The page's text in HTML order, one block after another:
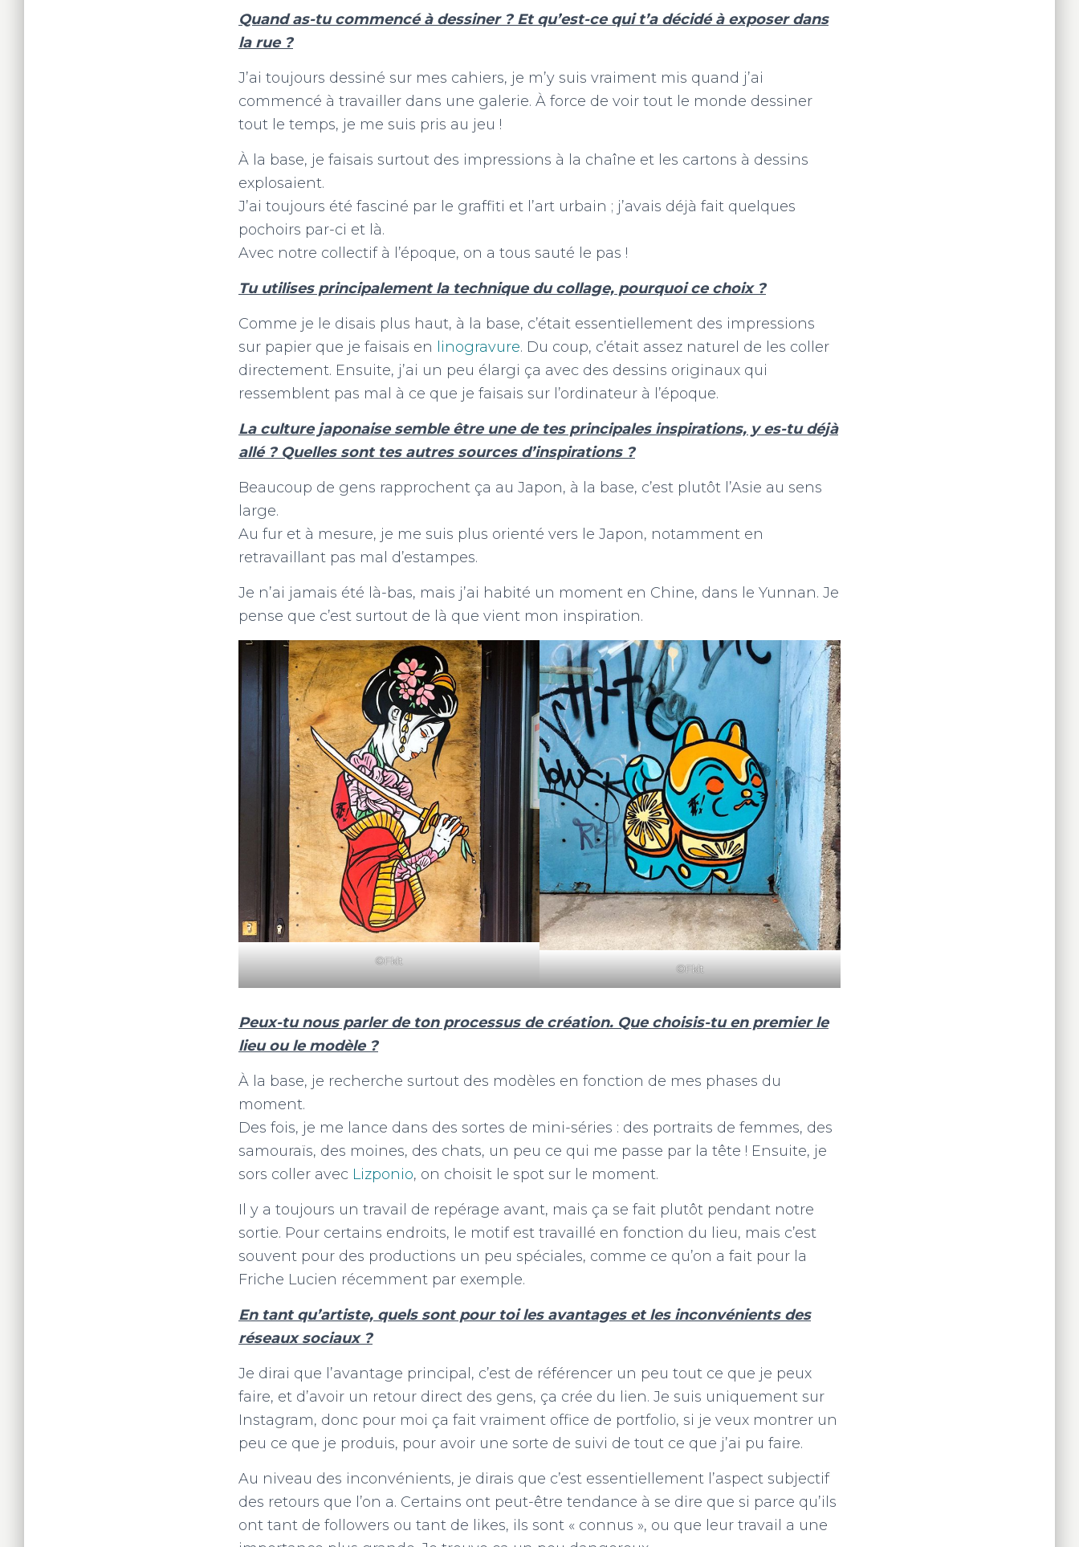
Quand as-tu commencé à dessiner ? Et qu’est-ce qui t’a décidé à exposer dans
la rue ?
J’ai toujours dessiné sur mes cahiers, je m’y suis vraiment mis quand j’ai
commencé à travailler dans une galerie. À force de voir tout le monde dessiner
tout le temps, je me suis pris au jeu !
À la base, je faisais surtout des impressions à la chaîne et les cartons à dessins
explosaient.
J’ai toujours été fasciné par le graffiti et l’art urbain ; j’avais déjà fait quelques
pochoirs par-ci et là.
Avec notre collectif à l’époque, on a tous sauté le pas !
Tu utilises principalement la technique du collage, pourquoi ce choix ?
Comme je le disais plus haut, à la base, c’était essentiellement des impressions
sur papier que je faisais en linogravure. Du coup, c’était assez naturel de les coller
directement. Ensuite, j’ai un peu élargi ça avec des dessins originaux qui
ressemblent pas mal à ce que je faisais sur l’ordinateur à l’époque.
La culture japonaise semble être une de tes principales inspirations, y es-tu déjà
allé ? Quelles sont tes autres sources d’inspirations ?
Beaucoup de gens rapprochent ça au Japon, à la base, c’est plutôt l’Asie au sens
large.
Au fur et à mesure, je me suis plus orienté vers le Japon, notamment en
retravaillant pas mal d’estampes.
Je n’ai jamais été là-bas, mais j’ai habité un moment en Chine, dans le Yunnan. Je
pense que c’est surtout de là que vient mon inspiration.
©Fklt
©Fklt
Peux-tu nous parler de ton processus de création. Que choisis-tu en premier le
lieu ou le modèle ?
À la base, je recherche surtout des modèles en fonction de mes phases du
moment.
Des fois, je me lance dans des sortes de mini-séries : des portraits de femmes, des
samouraïs, des moines, des chats, un peu ce qui me passe par la tête ! Ensuite, je
sors coller avec Lizponio, on choisit le spot sur le moment.
Il y a toujours un travail de repérage avant, mais ça se fait plutôt pendant notre
sortie. Pour certains endroits, le motif est travaillé en fonction du lieu, mais c’est
souvent pour des productions un peu spéciales, comme ce qu’on a fait pour la
Friche Lucien récemment par exemple.
En tant qu’artiste, quels sont pour toi les avantages et les inconvénients des
réseaux sociaux ?
Je dirai que l’avantage principal, c’est de référencer un peu tout ce que je peux
faire, et d’avoir un retour direct des gens, ça crée du lien. Je suis uniquement sur
Instagram, donc pour moi ça fait vraiment office de portfolio, si je veux montrer un
peu ce que je produis, pour avoir une sorte de suivi de tout ce que j’ai pu faire.
Au niveau des inconvénients, je dirais que c’est essentiellement l’aspect subjectif
des retours que l’on a. Certains ont peut-être tendance à se dire que si parce qu’ils
ont tant de followers ou tant de likes, ils sont « connus », ou que leur travail a une